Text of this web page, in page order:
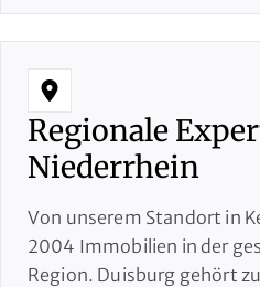
Regionale
Niederrhein
Von unserem Standort in
2004 Immobilien in der
Region. Duisburg gehört